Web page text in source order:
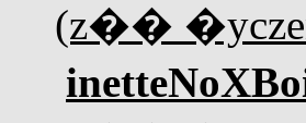
(z��